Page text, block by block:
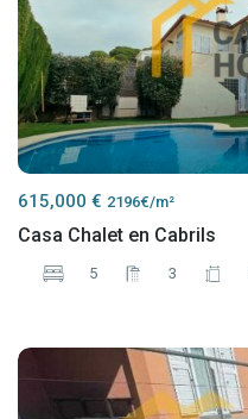
615,000 € 2196€/m²
Casa Chalet en Cabrils
5 3